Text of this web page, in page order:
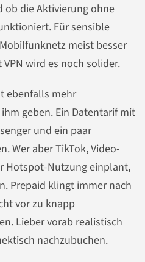
ob die Aktivierung ohne
Für sensible
meist besser
wird es noch solider.
ebenfalls mehr
geben. Ein Datentarif mit
und ein paar
Wer aber TikTok, Video-
Hotspot-Nutzung einplant,
Prepaid klingt immer nach
vor zu knapp
Lieber vorab realistisch
nachzubuchen.